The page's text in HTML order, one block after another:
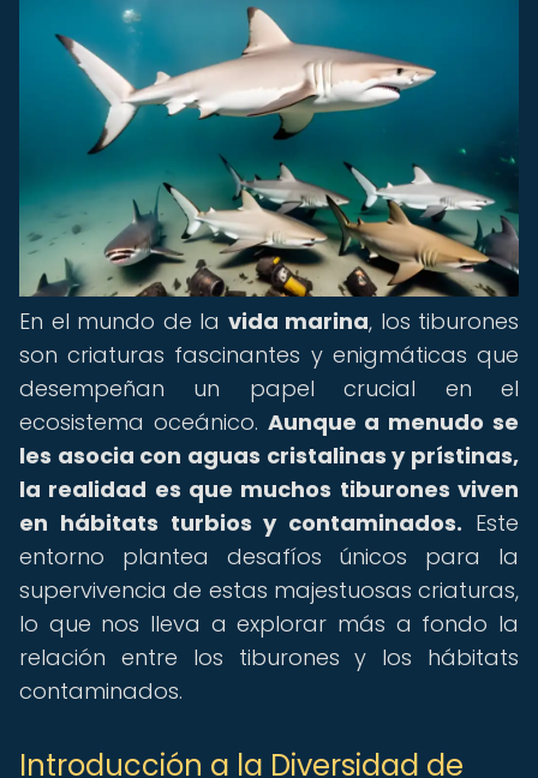
En el mundo de la vida marina, los tiburones
son criaturas fascinantes y enigmáticas que
desempeñan un papel crucial en el
ecosistema oceánico. Aunque a menudo se
les asocia con aguas cristalinas y prístinas,
la realidad es que muchos tiburones viven
en hábitats turbios y contaminados. Este
entorno plantea desafíos únicos para la
supervivencia de estas majestuosas criaturas,
lo que nos lleva a explorar más a fondo la
relación entre los tiburones y los hábitats
contaminados.
Introducción a la Diversidad de